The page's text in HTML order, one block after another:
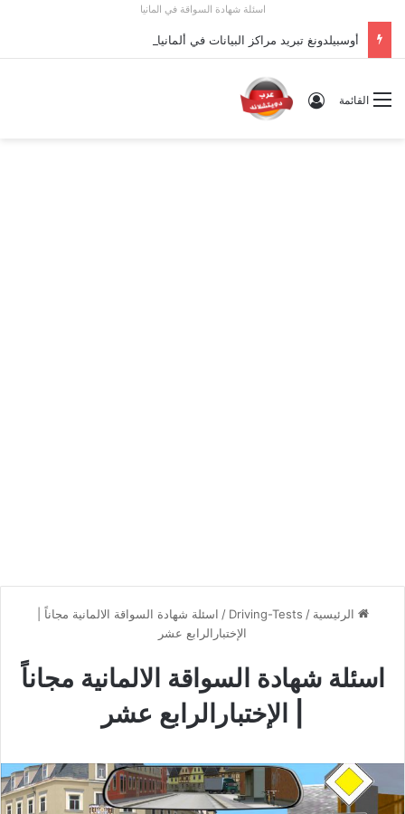
اسئلة شهادة السواقة في المانيا
أوسبيلدونغ تبريد مراكز البيانات في ألمانيا 2026: الأجور والشروط
القائمة تسجيل الدخول
الرئيسية /
Driving-Tests
/ اسئلة شهادة السواقة الالمانية مجاناً |
الإختبارالرابع عشر
اسئلة شهادة السواقة الالمانية مجاناً
| الإختبارالرابع عشر